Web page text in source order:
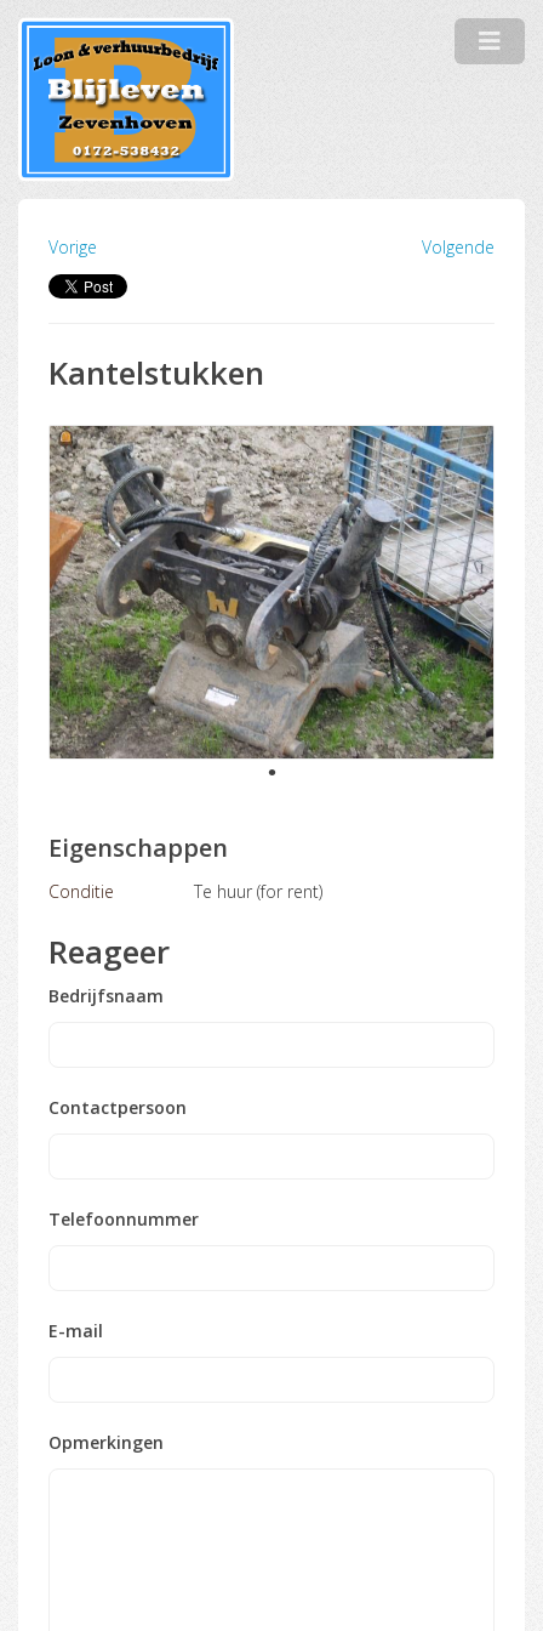
Vorige Volgende
Kantelstukken
1
Eigenschappen
Conditie Te huur (for rent)
Reageer
Bedrijfsnaam
Contactpersoon
Telefoonnummer
E-mail
Opmerkingen